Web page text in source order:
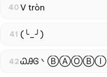
40V tròn
41 (╰_╯)
42ᏇᎯᎶ丶ⒷⒶⓄⒷⒾ